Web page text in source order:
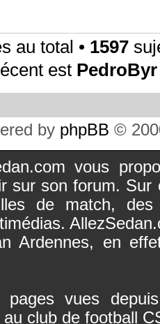
au total • 1597
est PedroByr
by phpBB ©
vous
sur son forum.
de match, des
Ardennes, en
pages vues
club de football